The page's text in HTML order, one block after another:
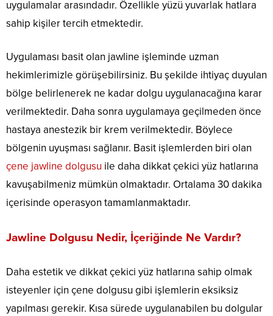
uygulamalar arasındadır. Özellikle yüzü yuvarlak hatlara
sahip kişiler tercih etmektedir.
Uygulaması basit olan jawline işleminde uzman
hekimlerimizle görüşebilirsiniz. Bu şekilde ihtiyaç duyulan
bölge belirlenerek ne kadar dolgu uygulanacağına karar
verilmektedir. Daha sonra uygulamaya geçilmeden önce
hastaya anestezik bir krem verilmektedir. Böylece
bölgenin uyuşması sağlanır. Basit işlemlerden biri olan
çene jawline dolgusu ile daha dikkat çekici yüz hatlarına
kavuşabilmeniz mümkün olmaktadır. Ortalama 30 dakika
içerisinde operasyon tamamlanmaktadır.
Jawline Dolgusu Nedir, İçeriğinde Ne Vardır?
Daha estetik ve dikkat çekici yüz hatlarına sahip olmak
isteyenler için çene dolgusu gibi işlemlerin eksiksiz
yapılması gerekir. Kısa sürede uygulanabilen bu dolgular